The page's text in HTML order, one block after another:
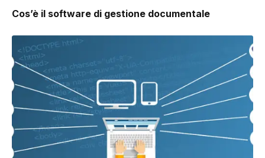
Cos’è il software di gestione documentale